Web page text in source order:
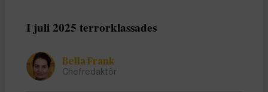
I juli 2025 terrorklassades
Bella Frank
Chefredaktör